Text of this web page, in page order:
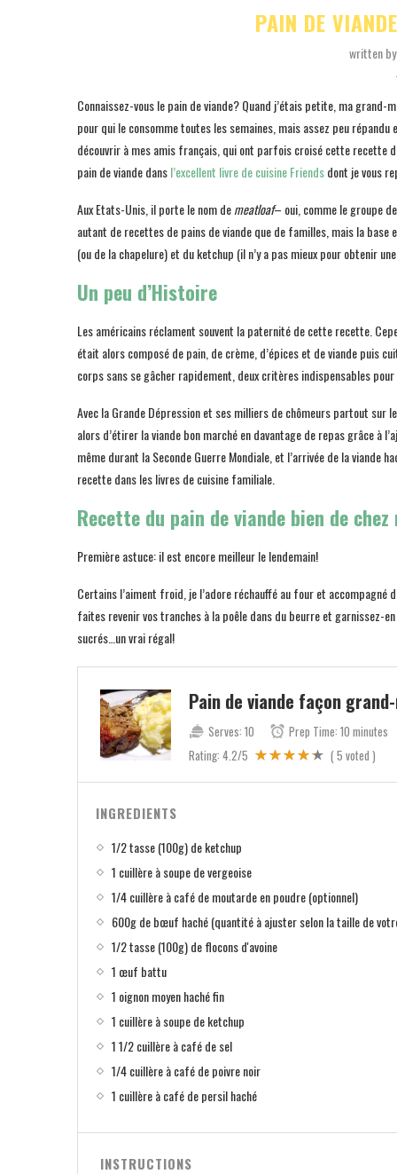
PAIN DE
written
Connaissez-vous le pain de viande? Quand j’étais petite, ma
pour qui le consomme toutes les semaines, mais assez peu
découvrir à mes amis français, qui ont parfois croisé cette recette
pain de viande dansl’excellent livre de cuisine Friendsdont je vous
Aux Etats-Unis, il porte le nom demeatloaf– oui, comme le groupe
autant de recettes de pains de viande que de familles, mais la
(ou de la chapelure) et du ketchup (il n’y a pas mieux pour obtenir
Un peu d’Histoire
Les américains réclament souvent la paternité de cette recette.
était alors composé de pain, de crème, d’épices et de viande puis
corps sans se gâcher rapidement, deux critères indispensables
Avec la Grande Dépression et ses milliers de chômeurs partout
alors d’étirer la viande bon marché en davantage de repas grâce à
même durant la Seconde Guerre Mondiale, et l’arrivée de la viande
recette dans les livres de cuisine familiale.
Recette du pain de viande bien de chez
Première astuce: il est encore meilleur le lendemain!
Certains l’aiment froid, je l’adore réchauffé au four et accompagné
faites revenir vos tranches à la poêle dans du beurre et garnissez-
sucrés…un vrai régal!
Pain de viande façon
Serves: 10 Prep Time: 10 minutes
Rating: 4.2/5 (5 voted )
INGREDIENTS
1/2 tasse (100g) de ketchup
1 cuillère à soupe de vergeoise
1/4 cuillère à café de moutarde en poudre (optionnel)
600g de bœuf haché (quantité à ajuster selon la taille de
1/2 tasse (100g) de flocons d'avoine
1 œuf battu
1 oignon moyen haché fin
1 cuillère à soupe de ketchup
1 1/2 cuillère à café de sel
1/4 cuillère à café de poivre noir
1 cuillère à café de persil haché
INSTRUCTIONS